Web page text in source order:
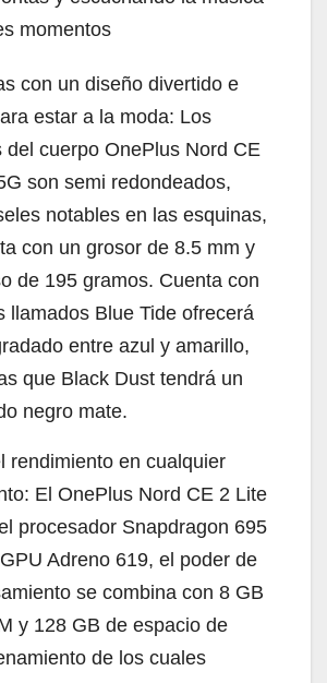
momentos
con un diseño divertido e
estar a la moda: Los
del cuerpo OnePlus Nord CE
son semi redondeados,
notables en las esquinas,
con un grosor de 8.5 mm y
de 195 gramos. Cuenta con
llamados Blue Tide ofrecerá
entre azul y amarillo,
que Black Dust tendrá un
negro mate.
rendimiento en cualquier
El OnePlus Nord CE 2 Lite
procesador Snapdragon 695
Adreno 619, el poder de
se combina con 8 GB
y 128 GB de espacio de
de los cuales